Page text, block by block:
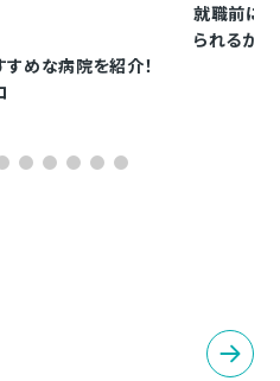
めな病院を紹介！
就職前に
られるか